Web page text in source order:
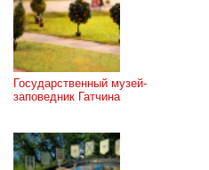
Государственный музей-
заповедник Гатчина